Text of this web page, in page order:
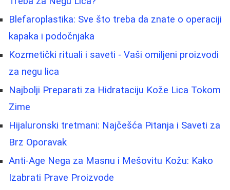
Blefaroplastika: Sve što treba da znate o operaciji
kapaka i podočnjaka
Kozmetički rituali i saveti - Vaši omiljeni proizvodi
za negu lica
Najbolji Preparati za Hidrataciju Kože Lica Tokom
Zime
Hijaluronski tretmani: Najčešća Pitanja i Saveti za
Brz Oporavak
Anti-Age Nega za Masnu i Mešovitu Kožu: Kako
Izabrati Prave Proizvode